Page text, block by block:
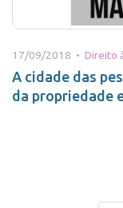
17/09/2018 • Direito
A cidade das
da propriedade